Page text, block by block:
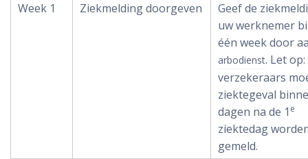
Week 1
Ziekmelding doorgeven
Geef de
uw werknemer
één week door
arbodienst. Let
verzekeraars
ziektegeval
dagen na de 1 e
ziektedag
gemeld.